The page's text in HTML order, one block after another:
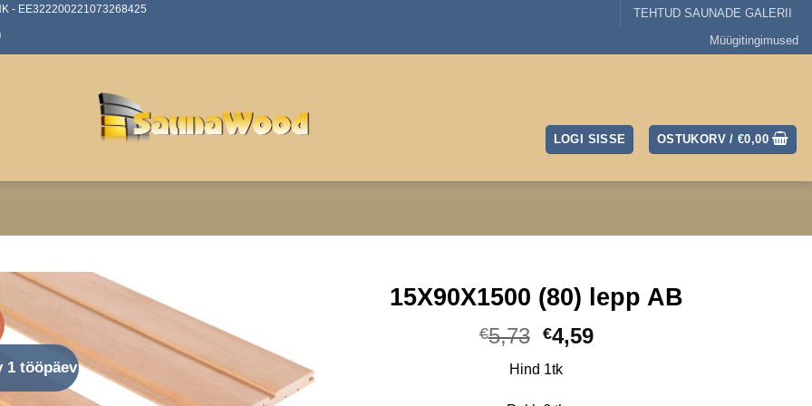
- EE322200221073268425
TEHTUD SAUNADE GALERII
Müügitingimused
LOGI SISSE OSTUKORV /€0,00
1 tööpäev
15X90X1500 (80) lepp AB
€5,73 Algne
oli:
€5,73.
€4,59Praegune
Hind 1tk